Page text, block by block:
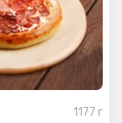
1177 г